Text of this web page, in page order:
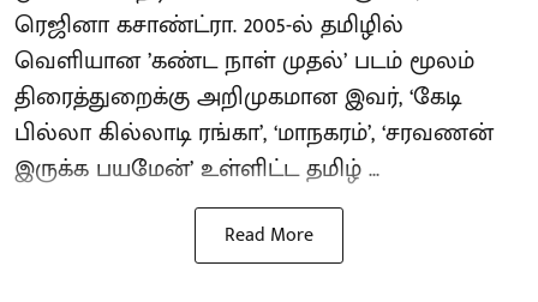
ரெஜினா கசாண்ட்ரா. 2005-ல் தமிழில்
வெளியான ’கண்ட நாள் முதல்’ படம் மூலம்
திரைத்துறைக்கு அறிமுகமான இவர், ‘கேடி
பில்லா கில்லாடி ரங்கா’, ‘மாநகரம்’, ‘சரவணன்
இருக்க பயமேன்’ உள்ளிட்ட தமிழ் ...
Read More